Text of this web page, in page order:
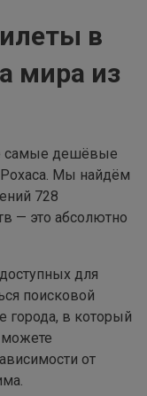
в
мира из
самые дешёвые
Мы найдём
728
— это абсолютно
для
поисковой
города, в который
можете
от